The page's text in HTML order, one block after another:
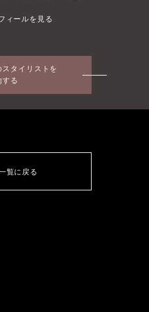
ィールを見る
スタイリストを
する
覧に戻る